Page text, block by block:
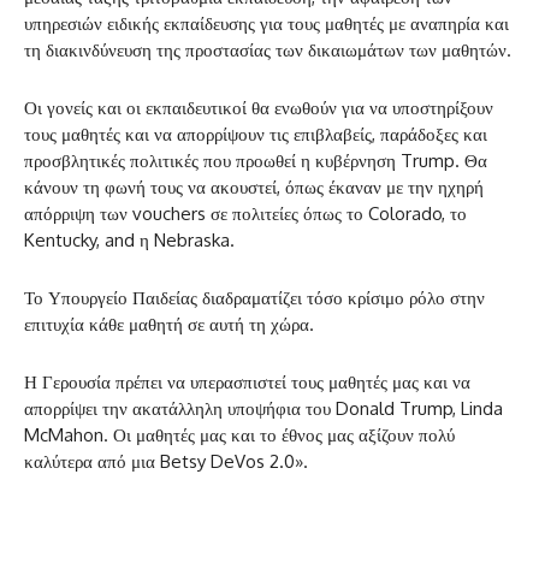
υπηρεσιών ειδικής εκπαίδευσης για τους μαθητές με αναπηρία και
τη διακινδύνευση της προστασίας των δικαιωμάτων των μαθητών.
Οι γονείς και οι εκπαιδευτικοί θα ενωθούν για να υποστηρίξουν
τους μαθητές και να απορρίψουν τις επιβλαβείς, παράδοξες και
προσβλητικές πολιτικές που προωθεί η κυβέρνηση Trump. Θα
κάνουν τη φωνή τους να ακουστεί, όπως έκαναν με την ηχηρή
απόρριψη των vouchers σε πολιτείες όπως το Colorado, το
Kentucky, and η Nebraska.
Το Υπουργείο Παιδείας διαδραματίζει τόσο κρίσιμο ρόλο στην
επιτυχία κάθε μαθητή σε αυτή τη χώρα.
Η Γερουσία πρέπει να υπερασπιστεί τους μαθητές μας και να
απορρίψει την ακατάλληλη υποψήφια του Donald Trump, Linda
McMahon. Οι μαθητές μας και το έθνος μας αξίζουν πολύ
καλύτερα από μια Betsy DeVos 2.0».